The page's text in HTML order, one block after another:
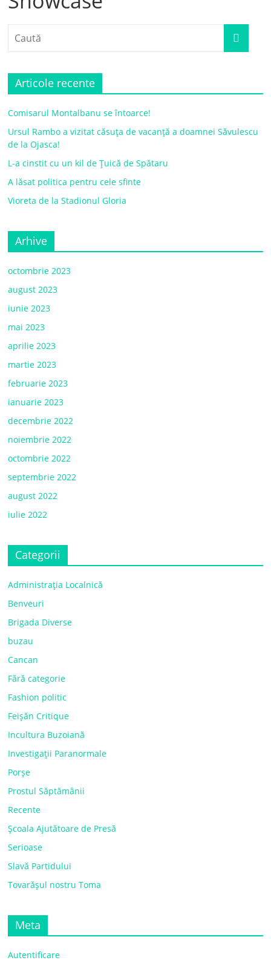
Articole recente
Comisarul Montalbanu se întoarce!
Ursul Rambo a vizitat căsuța de vacanță a doamnei Săvulescu
de la Ojasca!
L-a cinstit cu un kil de Țuică de Spătaru
A lăsat politica pentru cele sfinte
Vioreta de la Stadionul Gloria
Arhive
octombrie 2023
august 2023
iunie 2023
mai 2023
aprilie 2023
martie 2023
februarie 2023
ianuarie 2023
decembrie 2022
noiembrie 2022
octombrie 2022
septembrie 2022
august 2022
iulie 2022
Categorii
Administrația Localnică
Benveuri
Brigada Diverse
buzau
Cancan
Fără categorie
Fashion politic
Feișăn Critique
Incultura Buzoiană
Investigații Paranormale
Porșe
Prostul Săptămânii
Recente
Școala Ajutătoare de Presă
Serioase
Slavă Partidului
Tovarășul nostru Toma
Meta
Autentificare